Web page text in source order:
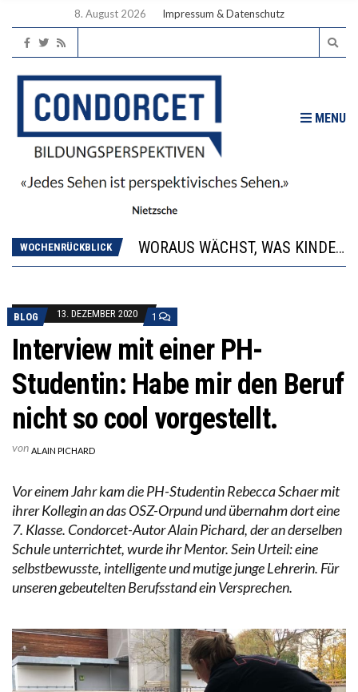
8. August 2026 Impressum & Datenschutz
MENU
WOCHENRÜCKBLICK
“WIR BEOBACHTEN EINEN REGELRECHTEN STURZFLUG BEI DEN LERNLEISTUNGEN”
DIE VERSTÄRKTE HARMONISIERUNG IM SCHULWESEN VERRINGERT DAS INNOVATIONSPOTENZIAL
BLOG 13. DEZEMBER 2020 1
Interview mit einer PH-
Studentin: Habe mir den Beruf
nicht so cool vorgestellt.
von ALAIN PICHARD
Vor einem Jahr kam die PH-Studentin Rebecca Schaer mit
ihrer Kollegin an das OSZ-Orpund und übernahm dort eine
7. Klasse. Condorcet-Autor Alain Pichard, der an derselben
Schule unterrichtet, wurde ihr Mentor. Sein Urteil: eine
selbstbewusste, intelligente und mutige junge Lehrerin. Für
unseren gebeutelten Berufsstand ein Versprechen.